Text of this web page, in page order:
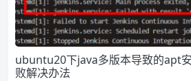
ubuntu20下java多版本导致的apt
败解决办法